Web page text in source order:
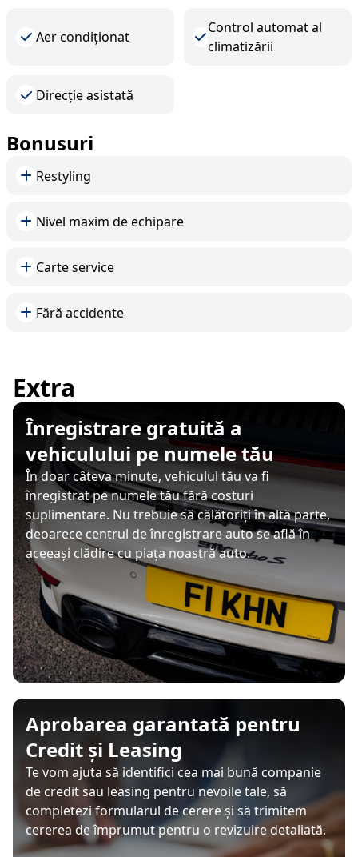
Aer condiționat
Control automat al
climatizării
Direcție asistată
Bonusuri
Restyling
Nivel maxim de echipare
Carte service
Fără accidente
Extra
Înregistrare gratuită a
vehiculului pe numele tău
În doar câteva minute, vehiculul tău va fi
înregistrat pe numele tău fără costuri
suplimentare. Nu trebuie să călătoriți în altă parte,
deoarece centrul de înregistrare auto se află în
aceeași clădire cu piața noastră auto.
Aprobarea garantată pentru
Credit și Leasing
Te vom ajuta să identifici cea mai bună companie
de credit sau leasing pentru nevoile tale, să
completezi formularul de cerere și să trimitem
cererea de împrumut pentru o revizuire detaliată.